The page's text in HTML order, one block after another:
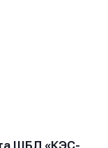
данных
данных
с